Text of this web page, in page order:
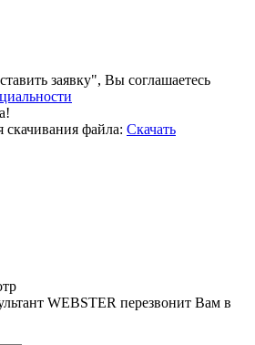
заявку", Вы соглашаетесь
файла: Скачать
WEBSTER перезвонит Вам в